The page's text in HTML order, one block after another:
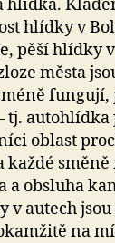
hlídka.
hlídky v
pěší hlídky
města
fungují,
tj. autohlídka
oblast
každé
a obsluha
v autech
na